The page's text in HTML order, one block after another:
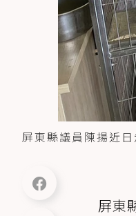
屏東縣議員陳揚近
屏東